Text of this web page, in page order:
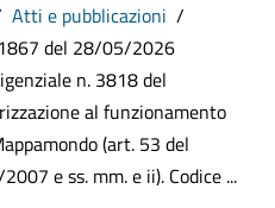
Atti e pubblicazioni
del 28/05/2026
n. 3818 del
al funzionamento
(art. 53 del
e ss. mm. e ii). Codice ...